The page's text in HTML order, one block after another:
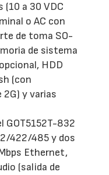
a 30 VDC
o AC con
de toma SO-
de sistema
HDD
(con
y varias
GOT5152T-832
422/485 y dos
Ethernet,
(salida de